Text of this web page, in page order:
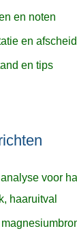
en noten
en afscheid
en tips
voor
haaruitval